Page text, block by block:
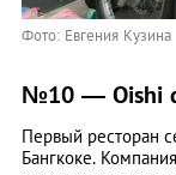
Фото: Евгения Кузина
№10 — Oishi
Первый ресторан
Бангкоке.